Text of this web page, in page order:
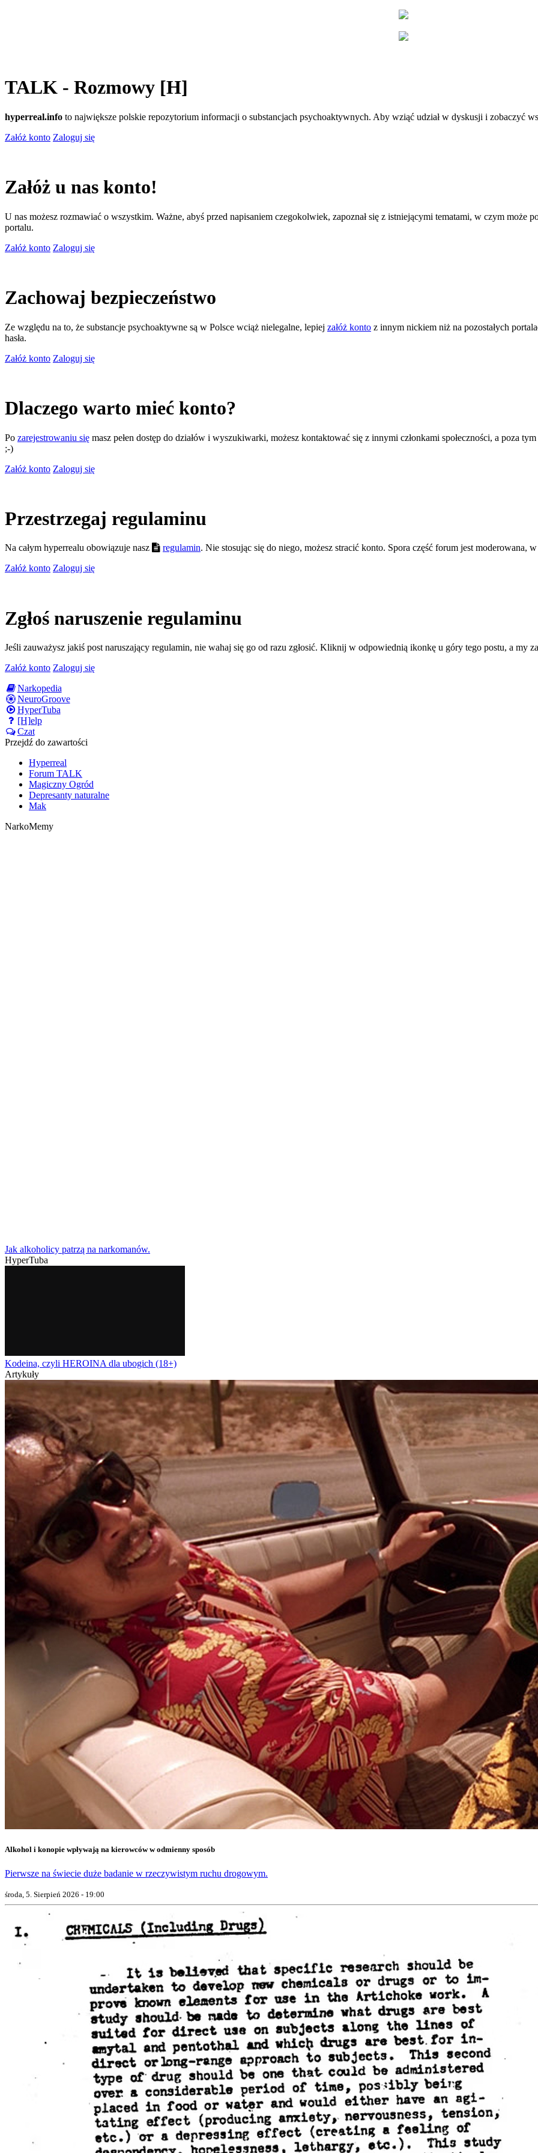
TALK - Rozmowy [H]
hyperreal.info to największe polskie repozytorium informacji o substancjach psychoaktywnych. Aby wziąć udział w dyskusji i zobaczyć
Załóż konto Zaloguj się
Załóż u nas konto!
U nas możesz rozmawiać o wszystkim. Ważne, abyś przed napisaniem czegokolwiek, zapoznał się z istniejącymi tematami, w czym może
portalu.
Załóż konto Zaloguj się
Zachowaj bezpieczeństwo
Ze względu na to, że substancje psychoaktywne są w Polsce wciąż nielegalne, lepiej załóż konto z innym nickiem niż na pozostałych
hasła.
Załóż konto Zaloguj się
Dlaczego warto mieć konto?
Po zarejestrowaniu się masz pełen dostęp do działów i wyszukiwarki, możesz kontaktować się z innymi członkami społeczności, a poza
;-)
Załóż konto Zaloguj się
Przestrzegaj regulaminu
Na całym hyperrealu obowiązuje nasz regulamin. Nie stosując się do niego, możesz stracić konto. Spora część forum jest moderowana,
Załóż konto Zaloguj się
Zgłoś naruszenie regulaminu
Jeśli zauważysz jakiś post naruszający regulamin, nie wahaj się go od razu zgłosić. Kliknij w odpowiednią ikonkę u góry tego postu, a my
Załóż konto Zaloguj się
Narkopedia
NeuroGroove
HyperTuba
[H]elp
Czat
Przejdź do zawartości
Hyperreal
Forum TALK
Magiczny Ogród
Depresanty naturalne
Mak
NarkoMemy
Jak alkoholicy patrzą na narkomanów.
HyperTuba
Kodeina, czyli HEROINA dla ubogich (18+)
Artykuły
Alkohol i konopie wpływają na kierowców w odmienny sposób
Pierwsze na świecie duże badanie w rzeczywistym ruchu drogowym.
środa, 5. Sierpień 2026 - 19:00